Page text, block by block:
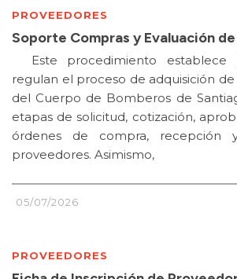
PROVEEDORES
Soporte Compras y Evaluación
Este procedimiento establece
regulan el proceso de adquisición de
del Cuerpo de Bomberos de
etapas de solicitud, cotización,
órdenes de compra, recepción
proveedores. Asimismo,
05/07/2026
PROVEEDORES